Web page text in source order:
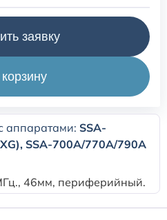
заявку
аппаратами: SSA-
SSA-700A/770A/790A
46мм, периферийный.
Авента-М
аппаратам ИВЛ Hamilton
аппаратам ИВЛ Mindray
ИВЛ Drager
ИВЛ Puritan Bennett